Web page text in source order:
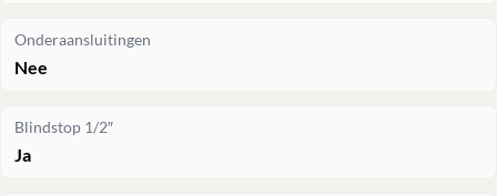
Onderaansluitingen
Nee
Blindstop 1/2″
Ja